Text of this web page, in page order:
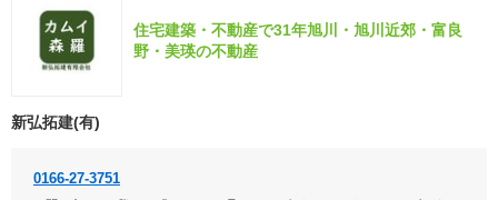
住宅建築・不動産で31年旭川・旭川近郊・富良
野・美瑛の不動産
新弘拓建(有)
0166-27-3751